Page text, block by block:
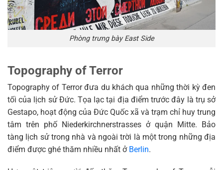
Phòng trưng bày East Side
Topography of Terror
Topography of Terror đưa du khách qua những thời kỳ đen
tối của lịch sử Đức. Tọa lạc tại địa điểm trước đây là trụ sở
Gestapo, hoạt động của Đức Quốc xã và trạm chỉ huy trung
tâm trên phố Niederkirchnerstrasses ở quận Mitte. Bảo
tàng lịch sử trong nhà và ngoài trời là một trong những địa
điểm được ghé thăm nhiều nhất ở Berlin.